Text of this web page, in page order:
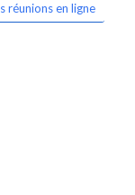
réunions en ligne